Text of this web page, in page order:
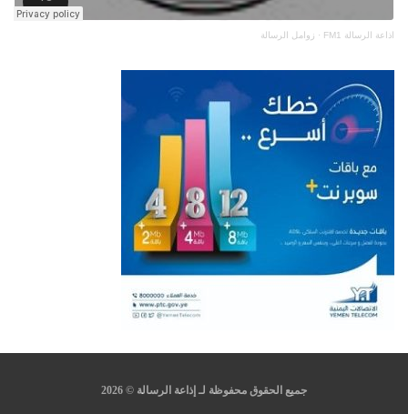
اذاعة الرسالة FM1 · زوامل الرسالة
جميع الحقوق محفوظة لـ إذاعة الرسالة © 2026